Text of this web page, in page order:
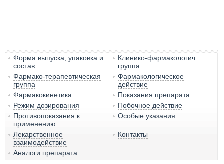
Форма выпуска, упаковка и
состав
Клинико-фармакологич.
группа
Фармако-терапевтическая
группа
Фармакологическое
действие
Фармакокинетика
Показания препарата
Режим дозирования
Побочное действие
Противопоказания к
применению
Особые указания
Лекарственное
взаимодействие
Контакты
Аналоги препарата